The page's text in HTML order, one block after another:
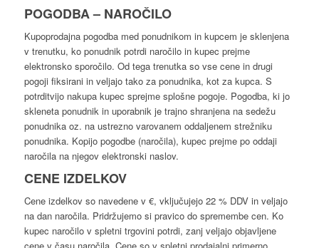
POGODBA – NAROČILO
Kupoprodajna pogodba med ponudnikom in kupcem je sklenjena
v trenutku, ko ponudnik potrdi naročilo in kupec prejme
elektronsko sporočilo. Od tega trenutka so vse cene in drugi
pogoji fiksirani in veljajo tako za ponudnika, kot za kupca. S
potrditvijo nakupa kupec sprejme splošne pogoje. Pogodba, ki jo
skleneta ponudnik in uporabnik je trajno shranjena na sedežu
ponudnika oz. na ustrezno varovanem oddaljenem strežniku
ponudnika. Kopijo pogodbe (naročila), kupec prejme po oddaji
naročila na njegov elektronski naslov.
CENE IZDELKOV
Cene izdelkov so navedene v €, vključujejo 22 % DDV in veljajo
na dan naročila. Pridržujemo si pravico do spremembe cen. Ko
kupec naročilo v spletni trgovini potrdi, zanj veljajo objavljene
cene v času naročila. Cene so v spletni prodajalni primerno